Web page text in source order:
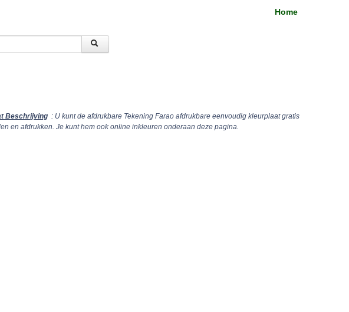
Home
Beschrijving : U kunt de afdrukbare Tekening Farao afdrukbare eenvoudig kleurplaat gratis
en afdrukken. Je kunt hem ook online inkleuren onderaan deze pagina.